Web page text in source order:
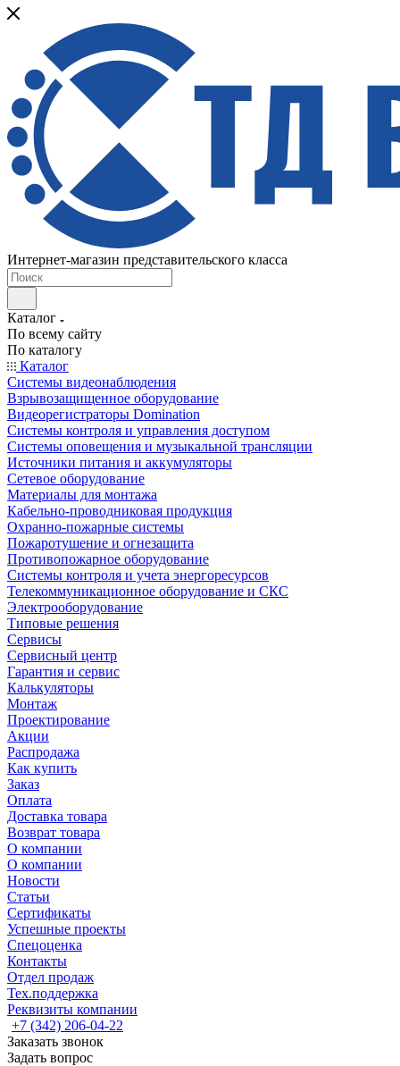
Интернет-магазин представительского класса
Каталог
По всему сайту
По каталогу
Каталог
Системы видеонаблюдения
Взрывозащищенное оборудование
Видеорегистраторы Domination
Системы контроля и управления доступом
Системы оповещения и музыкальной трансляции
Источники питания и аккумуляторы
Сетевое оборудование
Материалы для монтажа
Кабельно-проводниковая продукция
Охранно-пожарные системы
Пожаротушение и огнезащита
Противопожарное оборудование
Системы контроля и учета энергоресурсов
Телекоммуникационное оборудование и СКС
Электрооборудование
Типовые решения
Сервисы
Сервисный центр
Гарантия и сервис
Калькуляторы
Монтаж
Проектирование
Акции
Распродажа
Как купить
Заказ
Оплата
Доставка товара
Возврат товара
О компании
О компании
Новости
Статьи
Сертификаты
Успешные проекты
Спецоценка
Контакты
Отдел продаж
Тех.поддержка
Реквизиты компании
+7 (342) 206-04-22
Заказать звонок
Задать вопрос